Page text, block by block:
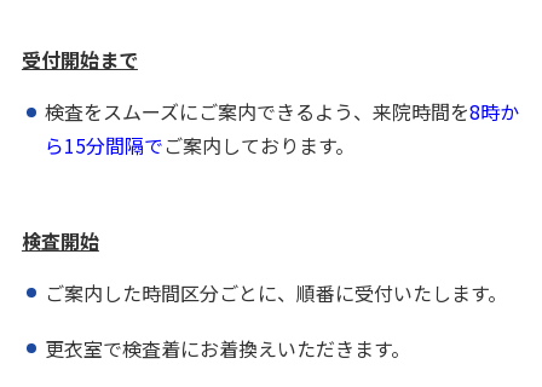
受付開始まで
検査をスムーズにご案内できるよう、来院時間を8時か
ら15分間隔でご案内しております。
検査開始
ご案内した時間区分ごとに、順番に受付いたします。
更衣室で検査着にお着換えいただきます。